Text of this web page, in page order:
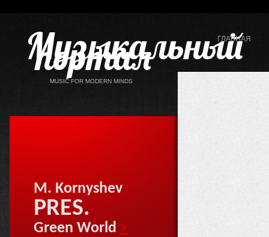
Музыкальный
портал
MUSIC FOR MODERN MINDS
ГЛАВНАЯ
M. Kornyshev
PRES.
Green World >